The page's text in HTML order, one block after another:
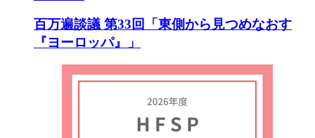
百万遍談議 第33回「東側から見つめなおす
『ヨーロッパ』」